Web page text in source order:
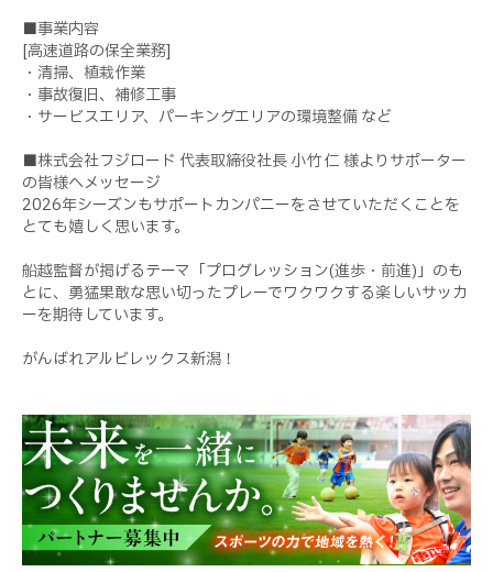
■事業内容
[高速道路の保全業務]
・清掃、植栽作業
・事故復旧、補修工事
・サービスエリア、パーキングエリアの環境整備 など
■株式会社フジロード 代表取締役社長 小竹 仁 様よりサポーター
の皆様へメッセージ
2026年シーズンもサポートカンパニーをさせていただくことを
とても嬉しく思います。
船越監督が掲げるテーマ「プログレッション(進歩・前進)」のも
とに、勇猛果敢な思い切ったプレーでワクワクする楽しいサッカ
ーを期待しています。
がんばれアルビレックス新潟！